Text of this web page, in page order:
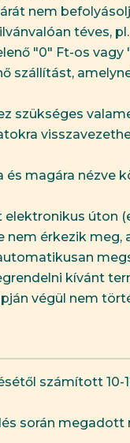
nem
téves,
"0" Ft-os vagy
szállítást,
szükséges
és magára nézve
elektronikus úton
nem érkezik meg,
kívánt
végül nem
számított 10-
során